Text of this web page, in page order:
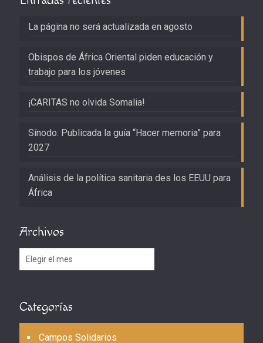
La página no será actualizada en agosto
Obispos de África Oriental piden educación y
trabajo para los jóvenes
¡CARITAS no olvida Somalia!
Sínodo: Publicada la guía “Hacer memoria” para
2027
Análisis de la política sanitaria des los EEUU para
África
Archivos
Archivos
Categorías
Campos Solidarios